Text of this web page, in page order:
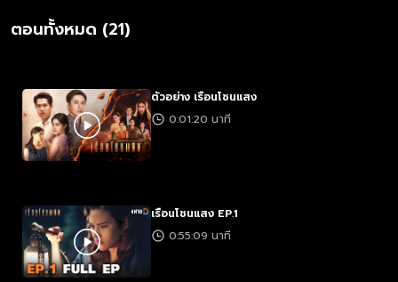
ตอนทั้งหมด (21)
ตัวอย่าง เรือนโชนแสง
0:01:20 นาที
เรือนโชนแสง EP.1
0:55:09 นาที